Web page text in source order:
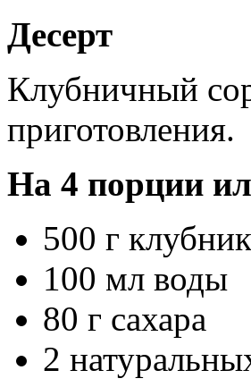
Десерт
Клубничный
приготовления.
На 4 порции
500 г
100 мл воды
80 г сахара
2